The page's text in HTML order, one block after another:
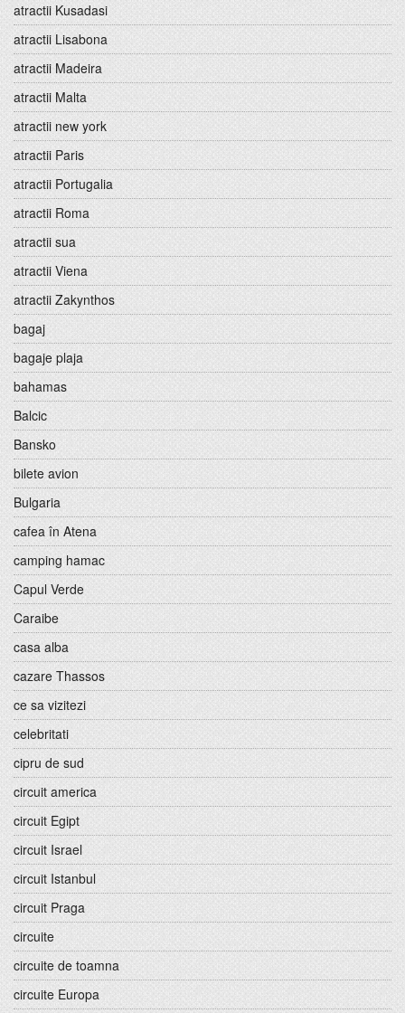
atractii Kusadasi
atractii Lisabona
atractii Madeira
atractii Malta
atractii new york
atractii Paris
atractii Portugalia
atractii Roma
atractii sua
atractii Viena
atractii Zakynthos
bagaj
bagaje plaja
bahamas
Balcic
Bansko
bilete avion
Bulgaria
cafea în Atena
camping hamac
Capul Verde
Caraibe
casa alba
cazare Thassos
ce sa vizitezi
celebritati
cipru de sud
circuit america
circuit Egipt
circuit Israel
circuit Istanbul
circuit Praga
circuite
circuite de toamna
circuite Europa